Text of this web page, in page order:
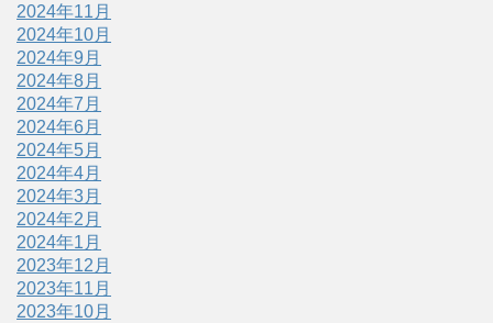
2024年11月
2024年10月
2024年9月
2024年8月
2024年7月
2024年6月
2024年5月
2024年4月
2024年3月
2024年2月
2024年1月
2023年12月
2023年11月
2023年10月